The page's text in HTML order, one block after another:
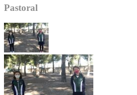
Pastoral